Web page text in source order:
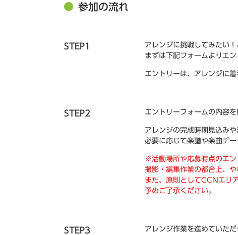
参加の流れ
STEP1
アレンジに挑戦してみたい！
まずは下記フォームよりエ
エントリーは、アレンジに
STEP2 エントリーフォームの内容
アレンジの完成時期見込み
必要に応じて楽譜や楽曲デー
※活動場所や応募時点のエン
撮影・編集作業の都合上、
また、原則としてCCNエリ
予めご了承ください。
STEP3 アレンジ作業を進めていた